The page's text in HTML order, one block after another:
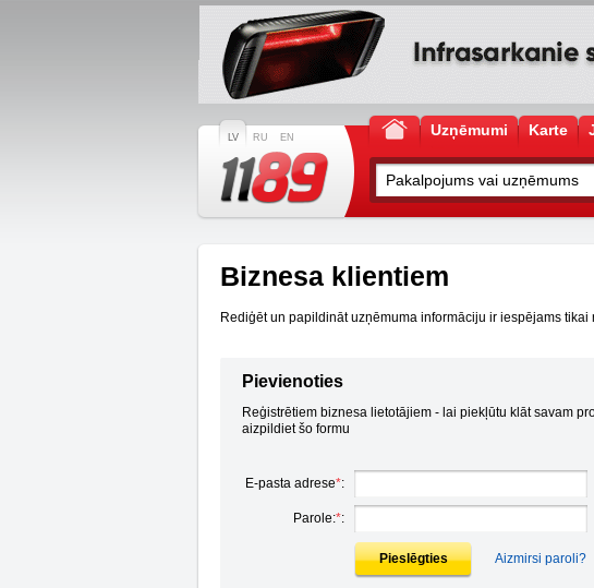
LV RU EN Uzņēmumi Karte
Biznesa klientiem
Rediģēt un papildināt uzņēmuma informāciju ir iespējams
Pievienoties
Reģistrētiem biznesa lietotājiem - lai piekļūtu klāt savam
aizpildiet šo formu
E-pasta adrese*:
Parole:*:
Pieslēgties Aizmirsi paroli?